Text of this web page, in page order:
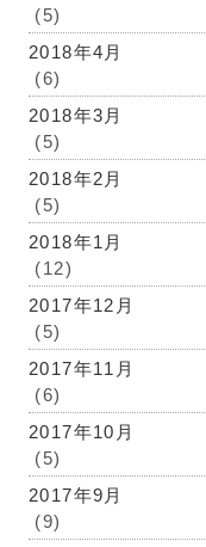
(5)
2018年4月
(6)
2018年3月
(5)
2018年2月
(5)
2018年1月
(12)
2017年12月
(5)
2017年11月
(6)
2017年10月
(5)
2017年9月
(9)